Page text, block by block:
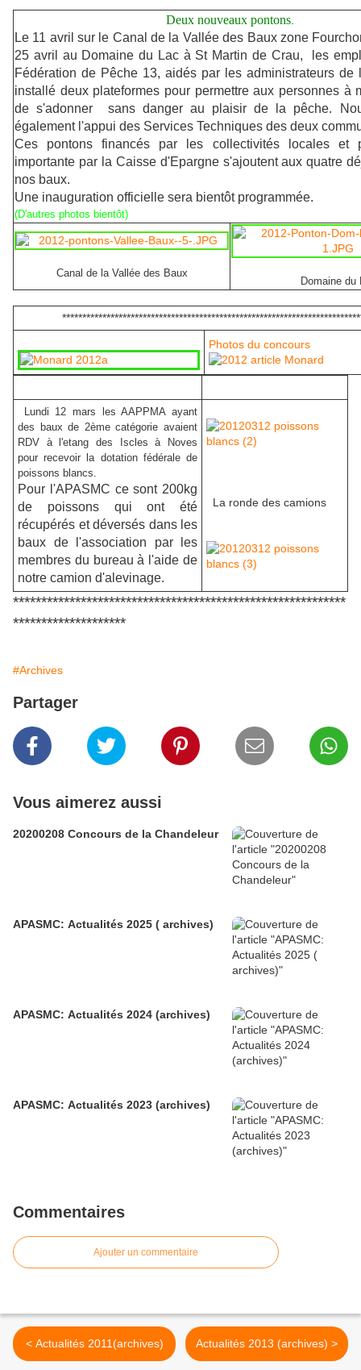
Deux nouveaux pontons.
Le 11 avril sur le Canal de la Vallée des Baux zone
25 avril au Domaine du Lac à St Martin de Crau, les
Fédération de Pêche 13, aidés par les administrateurs de
installé deux plateformes pour permettre aux personnes à
de s'adonner sans danger au plaisir de la pêche.
également l'appui des Services Techniques des deux
Ces pontons financés par les collectivités locales et
importante par la Caisse d'Epargne s'ajoutent aux quatre
nos baux.
Une inauguration officielle sera bientôt programmée.
(D'autres photos bientôt)
Canal de la Vallée des Baux
Domaine du
Photos du concours
Lundi 12 mars les AAPPMA ayant
des baux de 2ème catégorie avaient
RDV à l'etang des Iscles à Noves
pour recevoir la dotation fédérale de
poissons blancs.
Pour l'APASMC ce sont 200kg
de poissons qui ont été
récupérés et déversés dans les
baux de l'association par les
membres du bureau à l'aide de
notre camion d'alevinage.
La ronde des camions
***********************************************************
********************
#Archives
Partager
Vous aimerez aussi
20200208 Concours de la Chandeleur
APASMC: Actualités 2025 ( archives)
APASMC: Actualités 2024 (archives)
APASMC: Actualités 2023 (archives)
Commentaires
Ajouter un commentaire
< Actualités 2011(archives) Actualités 2013 (archives) >